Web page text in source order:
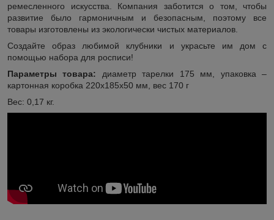
ремесленного искусства. Компания заботится о том, чтобы
развитие было гармоничным и безопасным, поэтому все
товары изготовлены из экологически чистых материалов.
Создайте образ любимой клубники и украсьте им дом с
помощью набора для росписи!
Параметры товара: диаметр тарелки 175 мм, упаковка –
картонная коробка 220х185х50 мм, вес 170 г
Вес: 0,17 кг.